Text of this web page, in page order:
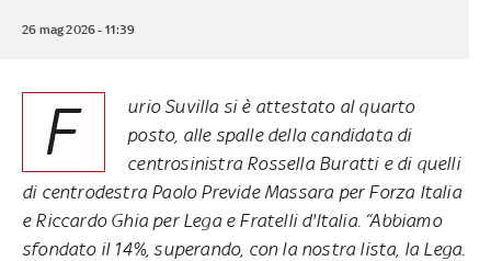
26 mag 2026 - 11:39
F
urio Suvilla si è attestato al quarto
posto, alle spalle della candidata di
centrosinistra Rossella Buratti e di quelli
di centrodestra Paolo Previde Massara per Forza Italia
e Riccardo Ghia per Lega e Fratelli d'Italia. “Abbiamo
sfondato il 14%, superando, con la nostra lista, la Lega.